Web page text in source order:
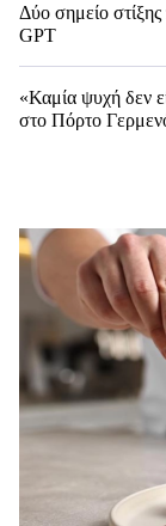
Δύο σημείο
GPT
«Καμία ψυχή δεν
στο Πόρτο